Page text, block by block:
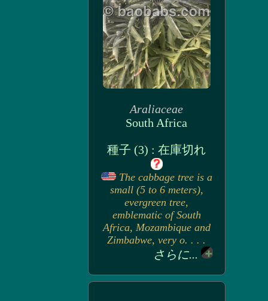
Araliaceae
South Africa
種子 (3) : 在庫切れ
The cabbage tree is a
small (5 to 6 meters),
evergreen tree,
emblematic of South
Africa, Mozambique and
Zimbabwe, very o. . . .
さらに...